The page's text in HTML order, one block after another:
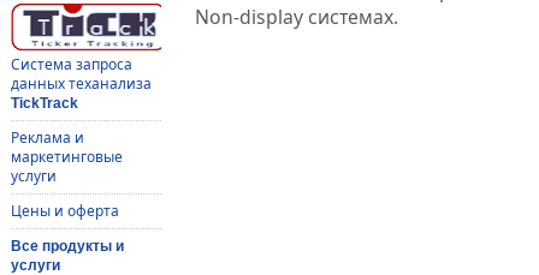
Система запроса
данных теханализа
TickTrack
Реклама и
маркетинговые
услуги
Цены и оферта
Все продукты и
услуги
Non-display системах.